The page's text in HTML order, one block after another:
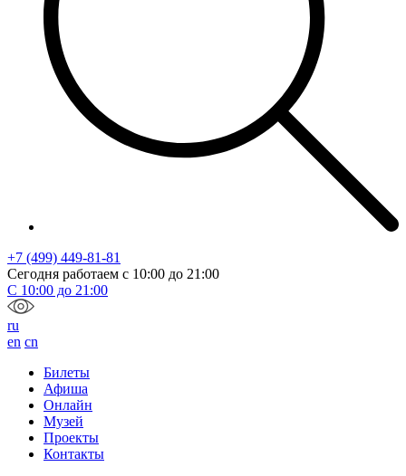
+7 (499) 449-81-81
Сегодня работаем с 10:00 до 21:00
С 10:00 до 21:00
ru
en cn
Билеты
Афиша
Онлайн
Музей
Проекты
Контакты